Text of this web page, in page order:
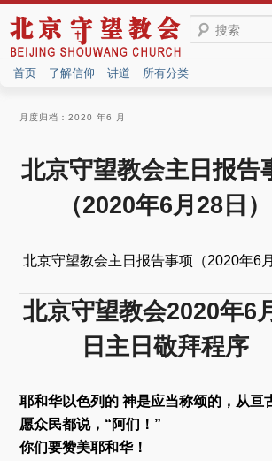
搜索
首页 了解信仰 讲道 所有分类
月度归档：2020 年6 月
北京守望教会主日报告
（2020年6月28日）
北京守望教会主日报告事项（2020年6
北京守望教会2020年6
日主日敬拜程序
耶和华以色列的 神是应当称颂的，从亘
愿众民都说，“阿们！”
你们要赞美耶和华！